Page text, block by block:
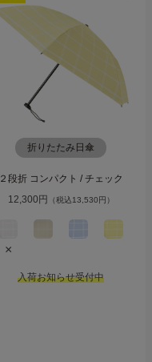
折りたたみ日傘
２段折 コンパクト / チェック
12,300円 （税込13,530円）
×
入荷お知らせ受付中